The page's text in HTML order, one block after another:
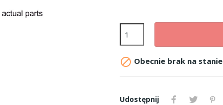
 Obecnie brak na stanie
Udostępnij